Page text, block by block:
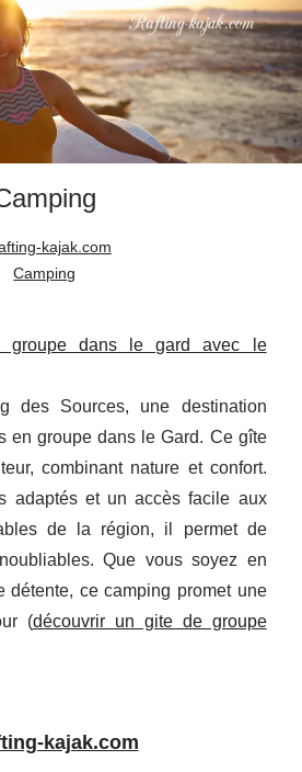
kajak.com
Camping
groupe dans le gard avec le
des Sources, une destination
en groupe dans le Gard. Ce gîte
combinant nature et confort.
adaptés et un accès facile aux
de la région, il permet de
Que vous soyez en
détente, ce camping promet une
(découvrir un gite de groupe
kajak.com